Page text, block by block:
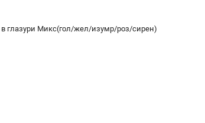
глазури Микс(гол/жел/изумр/роз/сирен)